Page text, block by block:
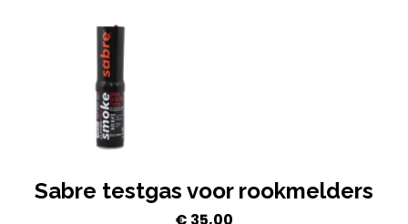
Sabre testgas voor rookmelders
€ 35,00